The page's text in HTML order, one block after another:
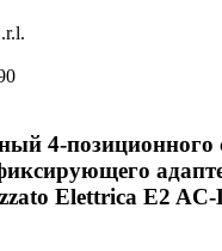
4-позиционного
Elettrica E2